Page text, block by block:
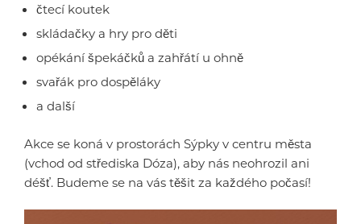
čtecí koutek
skládačky a hry pro děti
opékání špekáčků a zahřátí u ohně
svařák pro dospěláky
a další
Akce se koná v prostorách Sýpky v centru města
(vchod od střediska Dóza), aby nás neohrozil ani
déšť. Budeme se na vás těšit za každého počasí!